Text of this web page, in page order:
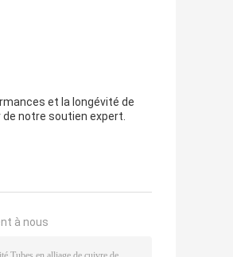
et la longévité de
notre soutien expert.
à nous